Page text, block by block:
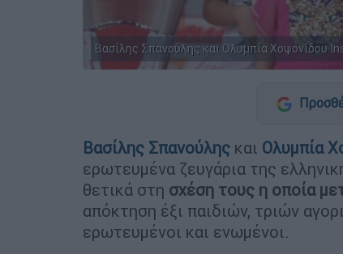
Βασίλης Σπανούλης και Ολυμπία Χοψονίδου
Βασίλης Σπανούλης και Ολυμπία
ερωτευμένα ζευγάρια της
θετικά στη σχέση τους η οποία
απόκτηση έξι παιδιών, τριών
ερωτευμένοι και ενωμένοι.